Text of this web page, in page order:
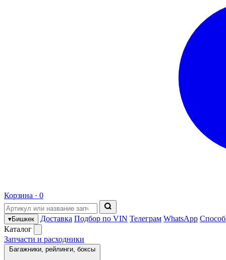
Корзина · 0
▾Бишкек Доставка Подбор по VIN Телеграм WhatsApp
Каталог
Запчасти и расходники
Багажники, рейлинги, боксы